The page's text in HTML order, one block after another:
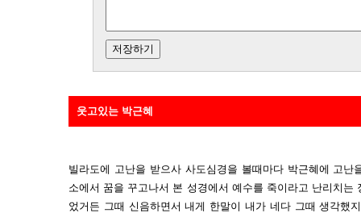
웃고있는 박근혜
빌라도에 고난을 받으사 사도심경을 볼때마다 박근혜에 고
소에서 꿈을 꾸고나서 본 성경에서 예수를 죽이라고 난리치는
었거든 그때 신음하면서 내게 한말이 내가 네다 그때 생각했